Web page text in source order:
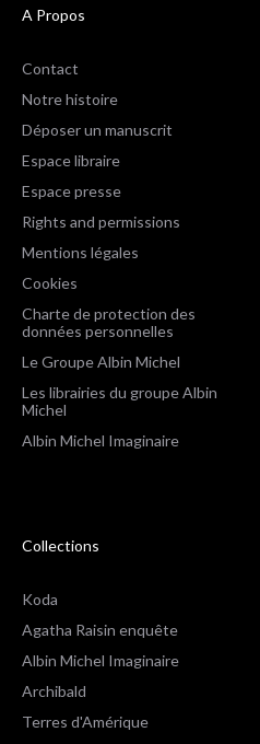
A Propos
Contact
Notre histoire
Déposer un manuscrit
Espace libraire
Espace presse
Rights and permissions
Mentions légales
Cookies
Charte de protection des
données personnelles
Le Groupe Albin Michel
Les librairies du groupe Albin
Michel
Albin Michel Imaginaire
Collections
Koda
Agatha Raisin enquête
Albin Michel Imaginaire
Archibald
Terres d'Amérique